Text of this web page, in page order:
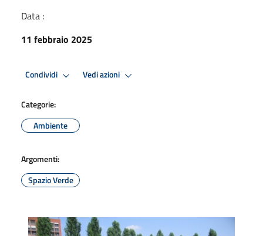
Data :
11 febbraio 2025
Condividi Vedi azioni
Categorie:
Ambiente
Argomenti:
Spazio Verde